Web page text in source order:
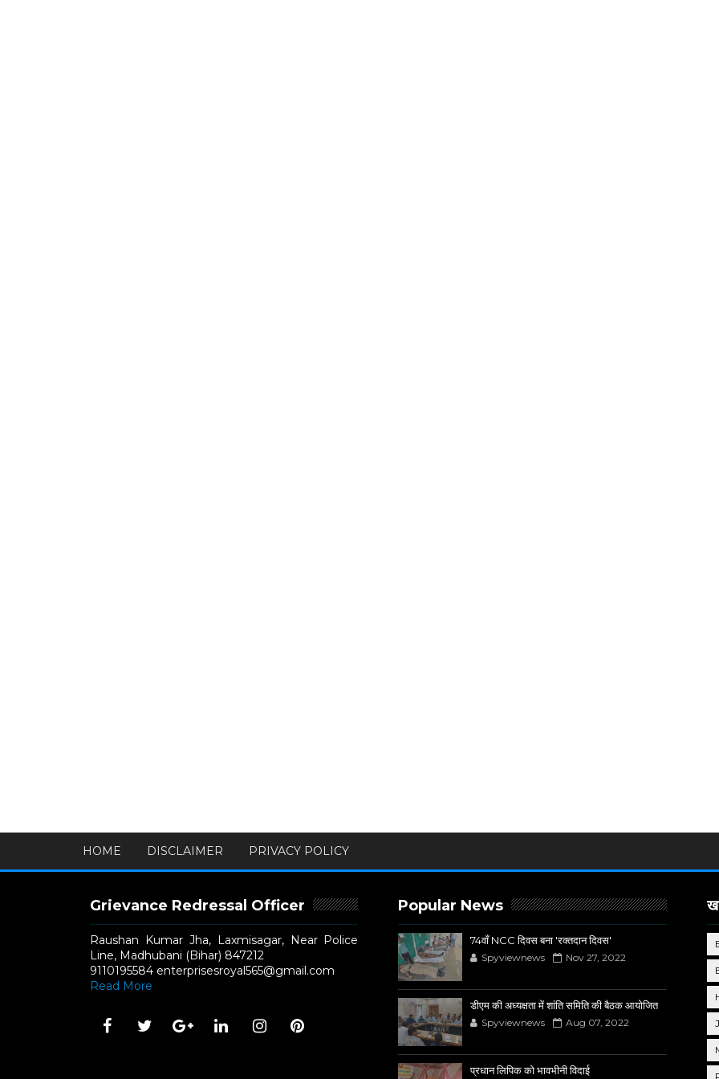
HOME DISCLAIMER PRIVACY POLICY
Grievance Redressal Officer
Raushan Kumar Jha, Laxmisagar, Near Police
Line, Madhubani (Bihar) 847212
9110195584 enterprisesroyal565@gmail.com
Read More
Popular News
74वाँ NCC दिवस बना 'रक्तदान दिवस'
Spyviewnews Nov 27, 2022
डीएम की अध्यक्षता में शांति समिति की बैठक आयोजित
Spyviewnews Aug 07, 2022
प्रधान लिपिक को भावभीनी विदाई